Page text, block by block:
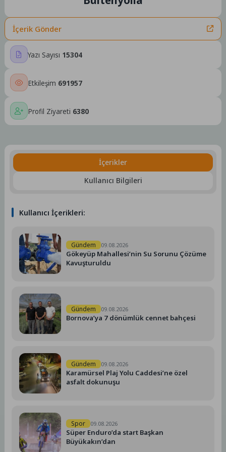
İçerik Gönder
Yazı Sayısı 15304
Etkileşim 691957
Profil Ziyareti 6380
İçerikler
Kullanıcı Bilgileri
Kullanıcı İçerikleri:
Gündem 09.08.2026
Gökeyüp Mahallesi’nin Su Sorunu Çözüme
Kavuşturuldu
Gündem 09.08.2026
Bornova’ya 7 dönümlük cennet bahçesi
Gündem 09.08.2026
Karamürsel Plaj Yolu Caddesi’ne özel
asfalt dokunuşu
Spor 09.08.2026
Süper Enduro’da start Başkan
Büyükakın’dan